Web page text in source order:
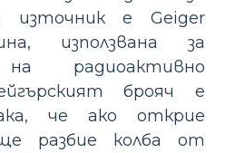
източник е Geiger
използвана за
радиоактивно
брояч е
че ако открие
разбие колба от